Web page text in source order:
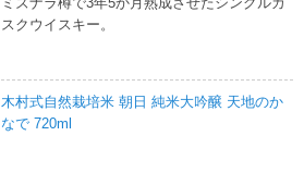
スクウイスキー。
木村式自然栽培米 朝日 純米大吟醸 天地のか
なで 720ml